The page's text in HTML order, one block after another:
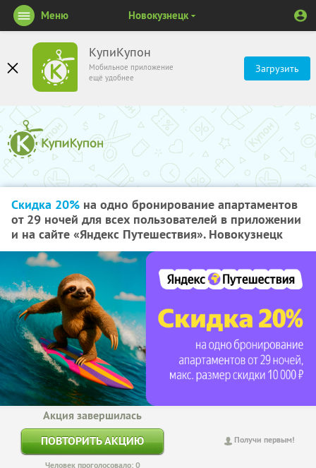
КупиКупон
Мобильное приложение
ещё удобнее
Загрузить
Меню Новокузнецк
Скидка 20% на одно бронирование апартаментов
от 29 ночей для всех пользователей в приложении
и на сайте «Яндекс Путешествия». Новокузнецк
Получи первым!
Акция завершилась
ПОВТОРИТЬ АКЦИЮ
Человек проголосовало: 0